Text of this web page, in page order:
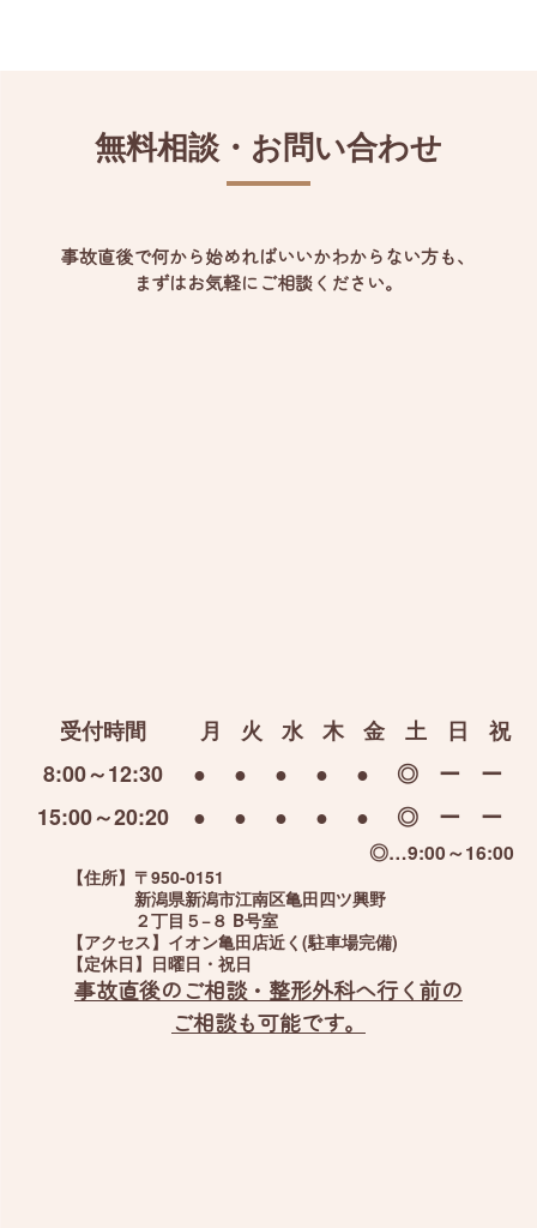
無料相談・お問い合わせ
事故直後で何から始めればいいかわからない方も、
まずはお気軽にご相談ください。
受付時間 月 火 水 木 金 土 日
祝
8:00～12:30
● ● ● ● ● ◎ ー
ー
15:00～20:20
● ● ● ● ● ◎ ー ー
◎…9:00～16:00
【住所】 〒950-0151
新潟県新潟市江南区亀田四ツ興野
２丁目５−８ B号室
【アクセス】 イオン亀田店近く(駐車場完備)
【定休日】 日曜日・祝日
事故直後のご相談・整形外科へ行く前の
ご相談も可能です。